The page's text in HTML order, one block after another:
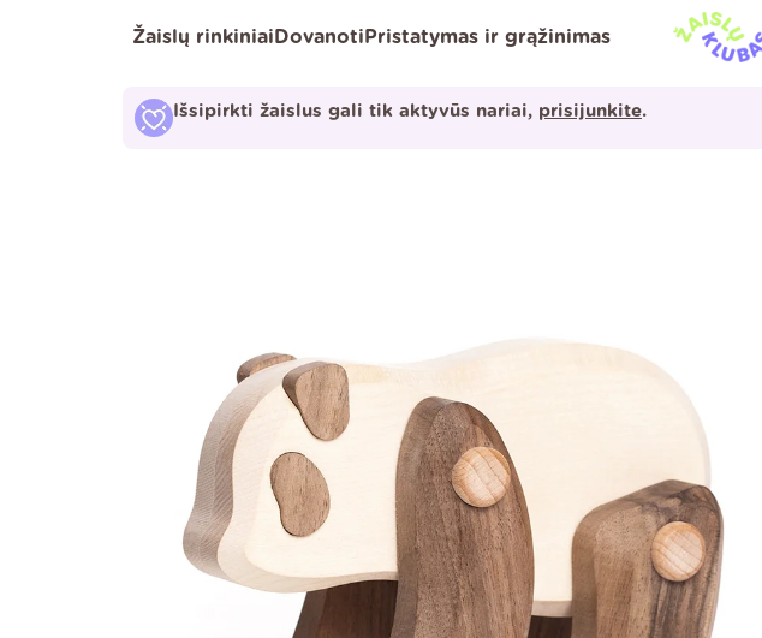
Žaislų rinkiniai Dovanoti Pristatymas ir grąžinimas
Išsipirkti žaislus gali tik aktyvūs nariai, prisijunkite.